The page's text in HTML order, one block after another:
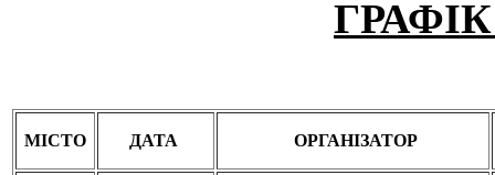
МІСТО ДАТА ОРГАНІЗАТОР